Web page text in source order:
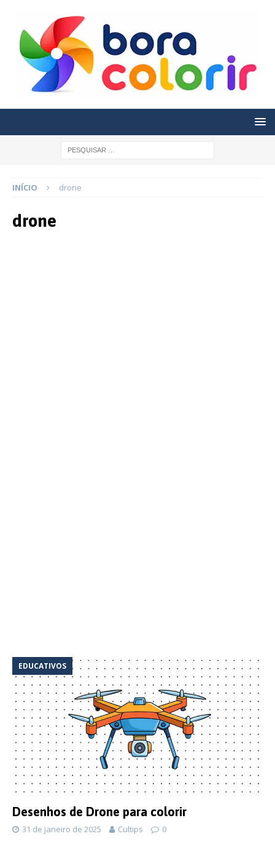
INÍCIO drone
drone
EDUCATIVOS
Desenhos de Drone para colorir
31 de janeiro de 2025 Cultips 0